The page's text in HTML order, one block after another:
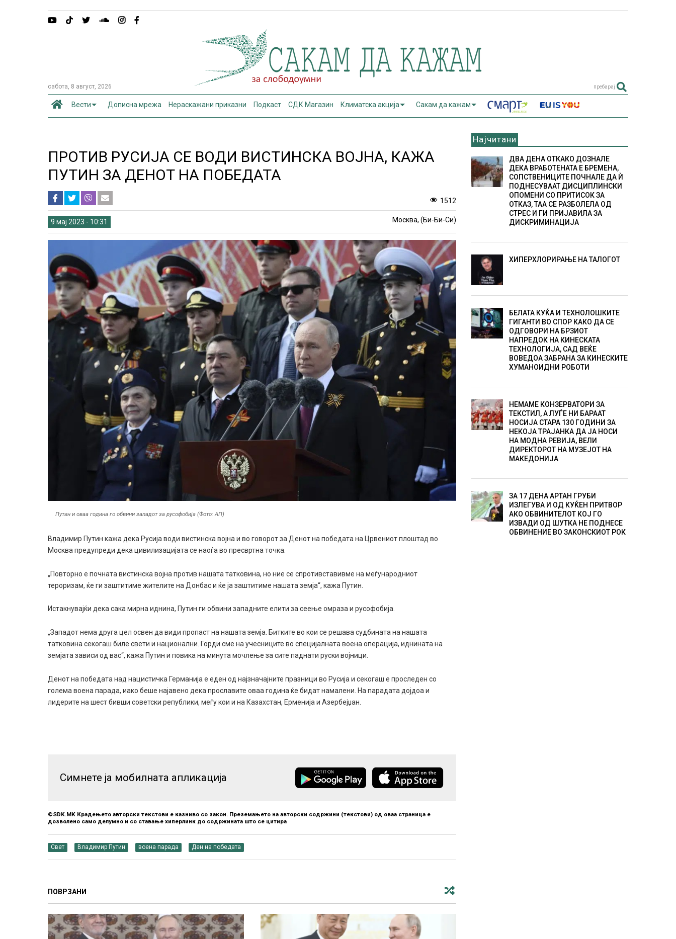
сабота, 8 август, 2026 пребарај
Вести Дописна мрежа Нераскажани приказни Подкаст СДК Магазин Климатска акција Сакам да кажам
ПРОТИВ РУСИЈА СЕ ВОДИ ВИСТИНСКА ВОЈНА, КАЖА
ПУТИН ЗА ДЕНОТ НА ПОБЕДАТА
1512
9 мај 2023 - 10:31 Москва, (Би-Би-Си)
Путин и оваа година го обвини западот за русофобија (Фото: АП)
Владимир Путин кажа дека Русија води вистинска војна и во говорот за Денот на победата на Црвениот плоштад во
Москва предупреди дека цивилизацијата се наоѓа во пресвртна точка.
„Повторно е почната вистинска војна против нашата татковина, но ние се спротивставивме на меѓународниот
тероризам, ќе ги заштитиме жителите на Донбас и ќе ја заштитиме нашата земја“, кажа Путин.
Истакнувајќи дека сака мирна иднина, Путин ги обвини западните елити за сеење омраза и русофобија.
„Западот нема друга цел освен да види пропаст на нашата земја. Битките во кои се решава судбината на нашата
татковина секогаш биле свети и национални. Горди сме на учесниците во специјалната воена операција, иднината на
земјата зависи од вас“, кажа Путин и повика на минута мочлење за сите паднати руски војници.
Денот на победата над нацистичка Германија е еден од најзначајните празници во Русија и секогаш е проследен со
голема воена парада, иако беше најавено дека прославите оваа година ќе бидат намалени. На парадата дојдоа и
лидерите на шест бивши советски републики, меѓу кои и на Казахстан, Ерменија и Азербејџан.
Симнете ја мобилната апликација
©SDK.MK Крадењето авторски текстови е казниво со закон. Преземањето на авторски содржини (текстови) од оваа страница е
дозволено само делумно и со ставање хиперлинк до содржината што се цитира
Свет Владимир Путин воена парада Ден на победата
ПОВРЗАНИ
Најчитани
ДВА ДЕНА ОТКАКО ДОЗНАЛЕ
ДЕКА ВРАБОТЕНАТА Е БРЕМЕНА,
СОПСТВЕНИЦИТЕ ПОЧНАЛЕ ДА Ѝ
ПОДНЕСУВААТ ДИСЦИПЛИНСКИ
ОПОМЕНИ СО ПРИТИСОК ЗА
ОТКАЗ, ТАА СЕ РАЗБОЛЕЛА ОД
СТРЕС И ГИ ПРИЈАВИЛА ЗА
ДИСКРИМИНАЦИЈА
ХИПЕРХЛОРИРАЊЕ НА ТАЛОГОТ
БЕЛАТА КУЌА И ТЕХНОЛОШКИТЕ
ГИГАНТИ ВО СПОР КАКО ДА СЕ
ОДГОВОРИ НА БРЗИОТ
НАПРЕДОК НА КИНЕСКАТА
ТЕХНОЛОГИЈА, САД ВЕЌЕ
ВОВЕДОА ЗАБРАНА ЗА КИНЕСКИТЕ
ХУМАНОИДНИ РОБОТИ
НЕМАМЕ КОНЗЕРВАТОРИ ЗА
ТЕКСТИЛ, А ЛУЃЕ НИ БАРААТ
НОСИЈА СТАРА 130 ГОДИНИ ЗА
НЕКОЈА ТРАЈАНКА ДА ЈА НОСИ
НА МОДНА РЕВИЈА, ВЕЛИ
ДИРЕКТОРОТ НА МУЗЕЈОТ НА
МАКЕДОНИЈА
ЗА 17 ДЕНА АРТАН ГРУБИ
ИЗЛЕГУВА И ОД КУЌЕН ПРИТВОР
АКО ОБВИНИТЕЛОТ КОЈ ГО
ИЗВАДИ ОД ШУТКА НЕ ПОДНЕСЕ
ОБВИНЕНИЕ ВО ЗАКОНСКИОТ РОК